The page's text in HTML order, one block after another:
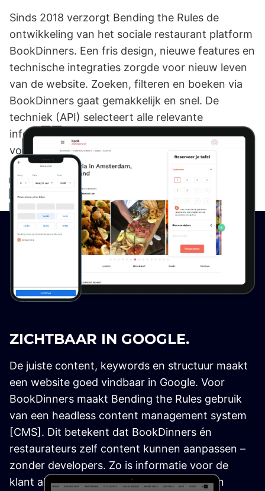
Sinds 2018 verzorgt Bending the Rules de
ontwikkeling van het sociale restaurant platform
BookDinners. Een fris design, nieuwe features en
technische integraties zorgde voor nieuw leven
van de website. Zoeken, filteren en boeken via
BookDinners gaat gemakkelijk en snel. De
techniek (API) selecteert alle relevante
informatie voor de klant. Een tafeltje reserveren
voor vanavond? Ook dat kan gewoon.
ZICHTBAAR IN GOOGLE.
De juiste content, keywords en structuur maakt
een website goed vindbaar in Google. Voor
BookDinners maakt Bending the Rules gebruik
van een headless content management system
[CMS]. Dit betekent dat BookDinners én
restaurateurs zelf content kunnen aanpassen –
zonder developers. Zo is informatie voor de
klant altijd relevant, actueel en zichtbaar in